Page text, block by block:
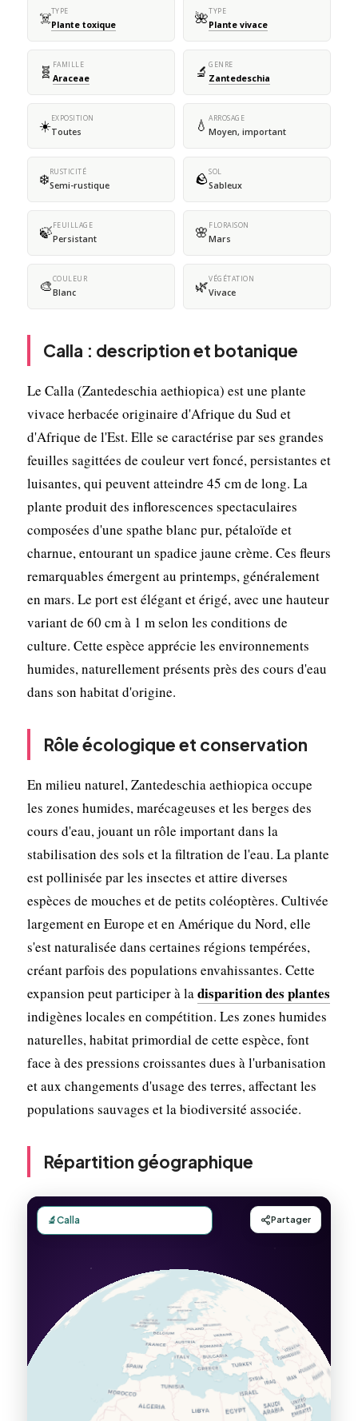
☠️TYPE
Plante toxique 🌺TYPE
Plante vivace
🧬 FAMILLE
Araceae 🔬 GENRE
Zantedeschia
☀️EXPOSITION
Toutes 💧 ARROSAGE
Moyen, important
❄️RUSTICITÉ
Semi-rustique 🪨SOL
Sableux
🍃FEUILLAGE
Persistant 🌸 FLORAISON
Mars
🎨COULEUR
Blanc 🌿VÉGÉTATION
Vivace
Calla : description et botanique
Le Calla (Zantedeschia aethiopica) est une plante
vivace herbacée originaire d'Afrique du Sud et
d'Afrique de l'Est. Elle se caractérise par ses grandes
feuilles sagittées de couleur vert foncé, persistantes et
luisantes, qui peuvent atteindre 45 cm de long. La
plante produit des inflorescences spectaculaires
composées d'une spathe blanc pur, pétaloïde et
charnue, entourant un spadice jaune crème. Ces fleurs
remarquables émergent au printemps, généralement
en mars. Le port est élégant et érigé, avec une hauteur
variant de 60 cm à 1 m selon les conditions de
culture. Cette espèce apprécie les environnements
humides, naturellement présents près des cours d'eau
dans son habitat d'origine.
Rôle écologique et conservation
En milieu naturel, Zantedeschia aethiopica occupe
les zones humides, marécageuses et les berges des
cours d'eau, jouant un rôle important dans la
stabilisation des sols et la filtration de l'eau. La plante
est pollinisée par les insectes et attire diverses
espèces de mouches et de petits coléoptères. Cultivée
largement en Europe et en Amérique du Nord, elle
s'est naturalisée dans certaines régions tempérées,
créant parfois des populations envahissantes. Cette
expansion peut participer à ladisparition des plantes
indigènes locales en compétition. Les zones humides
naturelles, habitat primordial de cette espèce, font
face à des pressions croissantes dues à l'urbanisation
et aux changements d'usage des terres, affectant les
populations sauvages et la biodiversité associée.
Répartition géographique